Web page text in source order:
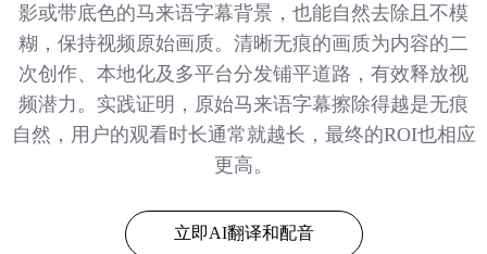
影或带底色的马来语字幕背景，也能自然去除且不模
糊，保持视频原始画质。清晰无痕的画质为内容的二
次创作、本地化及多平台分发铺平道路，有效释放视
频潜力。实践证明，原始马来语字幕擦除得越是无痕
自然，用户的观看时长通常就越长，最终的ROI也相应
更高。
立即AI翻译和配音